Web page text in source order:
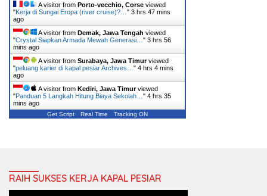
A visitor from Porto-vecchio, Corse viewed
"Kerja di Sungai Eropa (river cruise)?… " 3 hrs 47 mins
ago
A visitor from Demak, Jawa Tengah viewed
"Crystal Siapkan Armada Mewah Generasi… " 3 hrs 56
mins ago
A visitor from Surabaya, Jawa Timurviewed
"peluang karier di kapal pesiar Archives… " 4 hrs 4 mins
ago
A visitor from Kediri, Jawa Timurviewed
"Panduan 5 Langkah Hitung Biaya Sekolah… " 4 hrs 35
mins ago
Get Script Real Time Tracking ON
RAIH SUKSES KERJA KAPAL PESIAR